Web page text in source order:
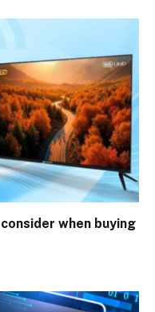
when buying